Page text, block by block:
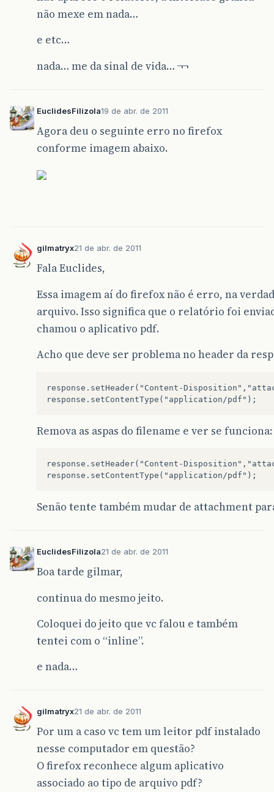
não mexe em nada…
e etc…
nada… me da sinal de vida… ¬¬
EuclidesFilizola19 de abr. de 2011
Agora deu o seguinte erro no firefox
conforme imagem abaixo.
gilmatryx21 de abr. de 2011
Fala Euclides,
Essa imagem aí do firefox não é erro, na
arquivo. Isso significa que o relatório foi
chamou o aplicativo pdf.
Acho que deve ser problema no header da
response.setHeader("Content-
Remova as aspas do filename e ver se funciona:
response.setHeader("Content-
Senão tente também mudar de attachment
EuclidesFilizola21 de abr. de 2011
Boa tarde gilmar,
continua do mesmo jeito.
Coloquei do jeito que vc falou e também
tentei com o “inline”.
e nada…
gilmatryx21 de abr. de 2011
Por um a caso vc tem um leitor pdf instalado
nesse computador em questão?
O firefox reconhece algum aplicativo
associado ao tipo de arquivo pdf?